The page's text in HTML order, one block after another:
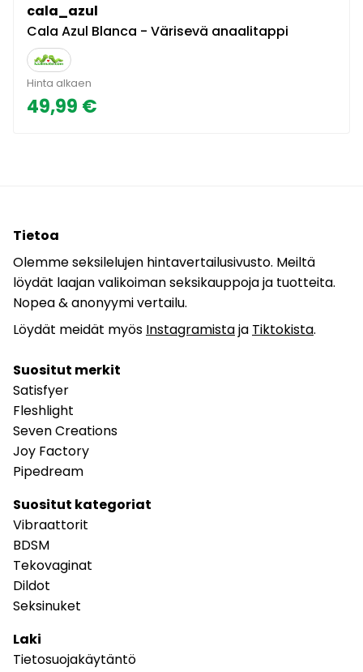
cala_azul
Cala Azul Blanca - Värisevä anaalitappi
Hinta alkaen
49,99 €
Tietoa
Olemme seksilelujen hintavertailusivusto. Meiltä
löydät laajan valikoiman seksikauppoja ja tuotteita.
Nopea & anonyymi vertailu.
Löydät meidät myös Instagramistaja Tiktokista.
Suositut merkit
Satisfyer
Fleshlight
Seven Creations
Joy Factory
Pipedream
Suositut kategoriat
Vibraattorit
BDSM
Tekovaginat
Dildot
Seksinuket
Laki
Tietosuojakäytäntö